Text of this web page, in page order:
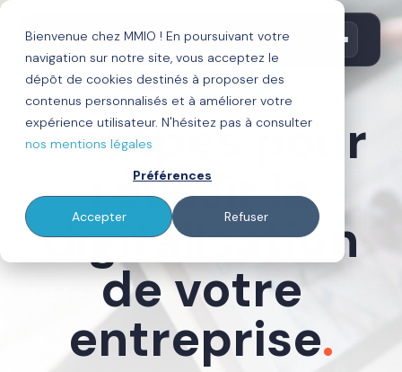
Bienvenue chez MMIO ! En poursuivant votre
navigation sur notre site, vous acceptez le
dépôt de cookies destinés à proposer des
contenus personnalisés et à améliorer votre
expérience utilisateur. N'hésitez pas à consulter
nos mentions légales
Préférences
Accepter Refuser
Digitalisation Entreprise
7 étapes pour
réussir la
digitalisation
de votre
entreprise.